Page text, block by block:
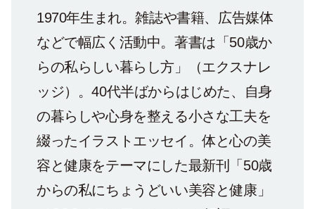
1970年生まれ。雑誌や書籍、広告媒体
などで幅広く活動中。著書は「50歳か
らの私らしい暮らし方」（エクスナレ
ッジ）。40代半ばからはじめた、自身
の暮らしや心身を整える小さな工夫を
綴ったイラストエッセイ。体と心の美
容と健康をテーマにした最新刊「50歳
からの私にちょうどいい美容と健康」